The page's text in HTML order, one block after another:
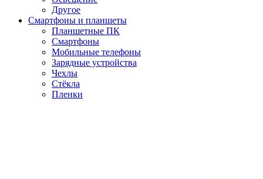
Другое
Смартфоны и планшеты
Планшетные ПК
Смартфоны
Мобильные телефоны
Зарядные устройства
Чехлы
Стёкла
Пленки